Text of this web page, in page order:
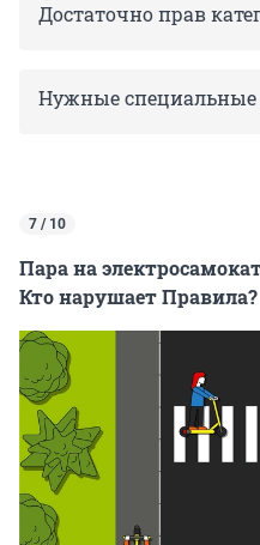
Достаточно прав
Нужные специальные
7 / 10
Пара на
Кто нарушает Правила?